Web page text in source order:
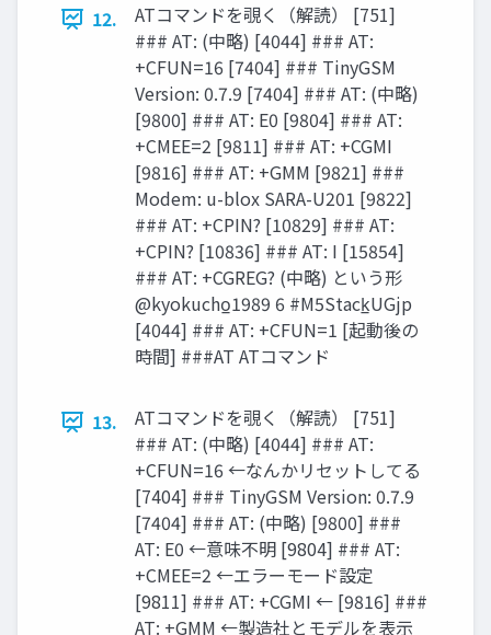
12.
ATコマンドを覗く（解読） [751]
### AT: (中略) [4044] ### AT:
+CFUN=16 [7404] ### TinyGSM
Version: 0.7.9 [7404] ### AT: (中略)
[9800] ### AT: E0 [9804] ### AT:
+CMEE=2 [9811] ### AT: +CGMI
[9816] ### AT: +GMM [9821] ###
Modem: u-blox SARA-U201 [9822]
### AT: +CPIN? [10829] ### AT:
+CPIN? [10836] ### AT: I [15854]
### AT: +CGREG? (中略) という形
@kyokucho̲1989 6 #M5Stack̲UGjp
[4044] ### AT: +CFUN=1 [起動後の
時間] ###AT ATコマンド
13.
ATコマンドを覗く（解読） [751]
### AT: (中略) [4044] ### AT:
+CFUN=16 ←なんかリセットしてる
[7404] ### TinyGSM Version: 0.7.9
[7404] ### AT: (中略) [9800] ###
AT: E0 ←意味不明 [9804] ### AT:
+CMEE=2 ←エラーモード設定
[9811] ### AT: +CGMI ← [9816] ###
AT: +GMM ←製造社とモデルを表示